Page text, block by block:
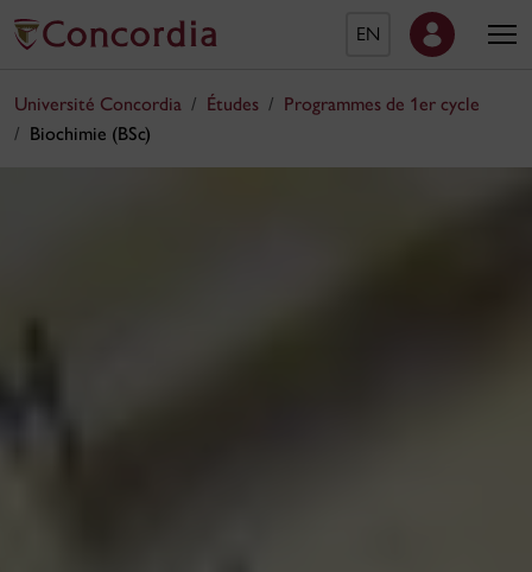
EN
Université Concordia Études
Programmes de 1er cycle
Biochimie (BSc)